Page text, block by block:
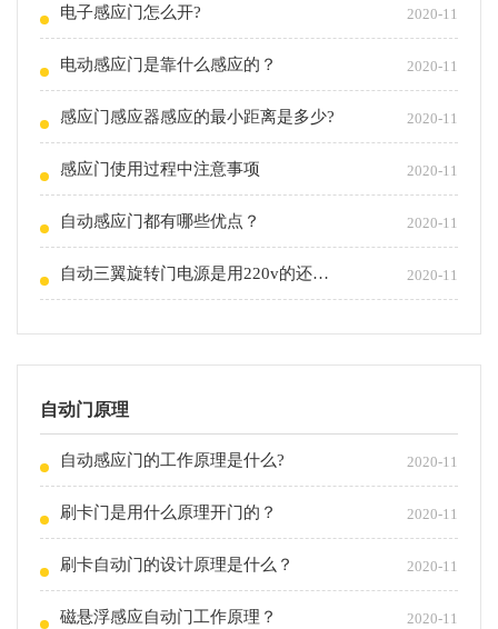
电子感应门怎么开? 2020-11
电动感应门是靠什么感应的？ 2020-11
感应门感应器感应的最小距离是多少? 2020-11
感应门使用过程中注意事项 2020-11
自动感应门都有哪些优点？ 2020-11
自动三翼旋转门电源是用220v的还是380v的？ 2020-11
自动门原理
自动感应门的工作原理是什么? 2020-11
刷卡门是用什么原理开门的？ 2020-11
刷卡自动门的设计原理是什么？ 2020-11
磁悬浮感应自动门工作原理？ 2020-11